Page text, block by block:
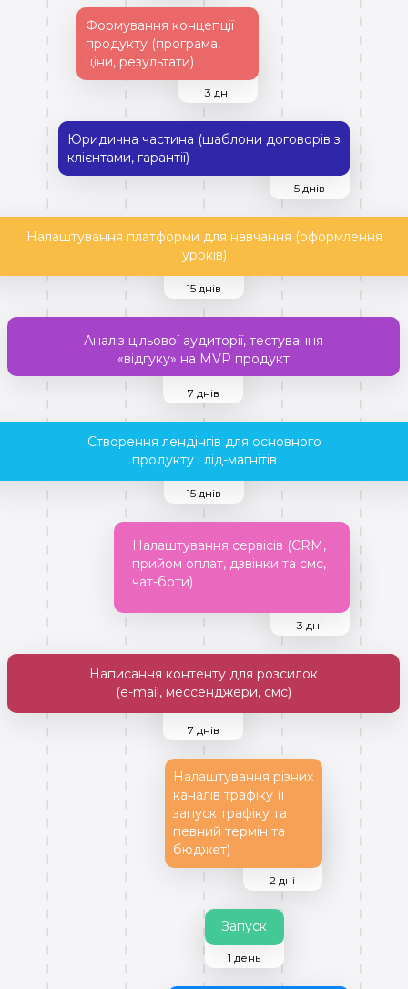
5 днів
7 днів
7 днів
15 днів
2 дні
1 день
3 дні
3 дні
Юридична частина (шаблони договорів з
клієнтами, гарантії)
Аналіз цільової аудиторії, тестування
«відгуку» на MVP продукт
Написання контенту для розсилок
(e-mail, мессенджери, смс)
Налаштування платформи для навчання (оформлення
уроків)
Створення лендінгів для основного
продукту і лід-магнітів
Налаштування різних
каналів трафіку (і
запуск трафіку та
певний термін та
бюджет)
Запуск
Формування концепції
продукту (програма,
ціни, результати)
Налаштування сервісів (CRM,
прийом оплат, дзвінки та смс,
чат-боти)
15 днів